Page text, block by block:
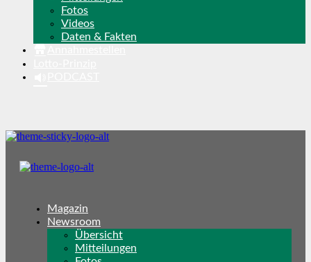
Fotos
Videos
Daten & Fakten
Magazin
Newsroom
Übersicht
Mitteilungen